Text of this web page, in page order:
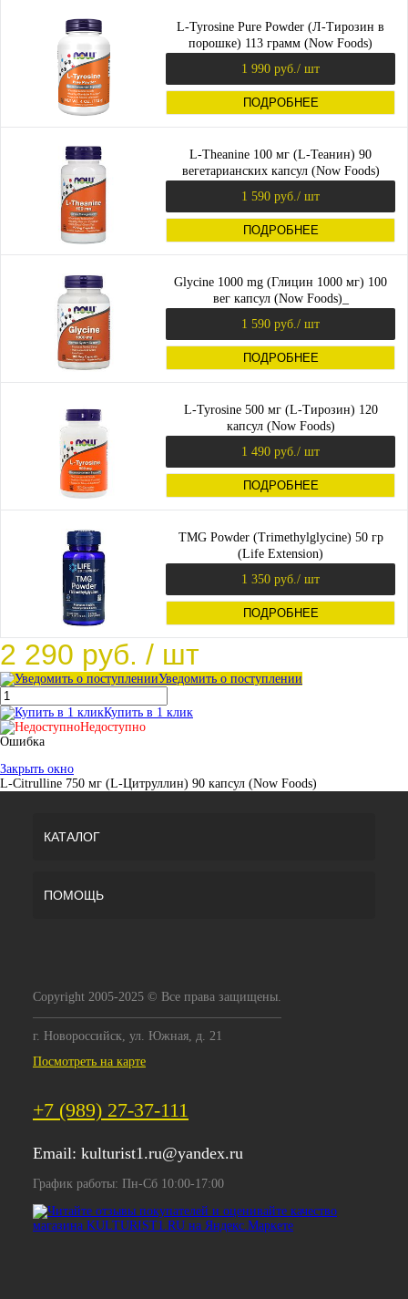
L-Tyrosine Pure Powder (Л-Тирозин в
порошке) 113 грамм (Now Foods)
1 990 руб. / шт
ПОДРОБНЕЕ
L-Theanine 100 мг (L-Теанин) 90
вегетарианских капсул (Now Foods)
1 590 руб. / шт
ПОДРОБНЕЕ
Glycine 1000 mg (Глицин 1000 мг) 100
вег капсул (Now Foods)_
1 590 руб. / шт
ПОДРОБНЕЕ
L-Tyrosine 500 мг (L-Тирозин) 120
капсул (Now Foods)
1 490 руб. / шт
ПОДРОБНЕЕ
TMG Powder (Trimethylglycine) 50 гр
(Life Extension)
1 350 руб. / шт
ПОДРОБНЕЕ
2 290 руб. / шт
Уведомить о поступлении
Купить в 1 клик
Недоступно
Ошибка
Закрыть окно
L-Citrulline 750 мг (L-Цитруллин) 90 капсул (Now Foods)
КАТАЛОГ
ПОМОЩЬ
Copyright 2005-2025 © Все права защищены.
г. Новороссийск, ул. Южная, д. 21
Посмотреть на карте
+7 (989) 27-37-111
Email: kulturist1.ru@yandex.ru
График работы: Пн-Сб 10:00-17:00